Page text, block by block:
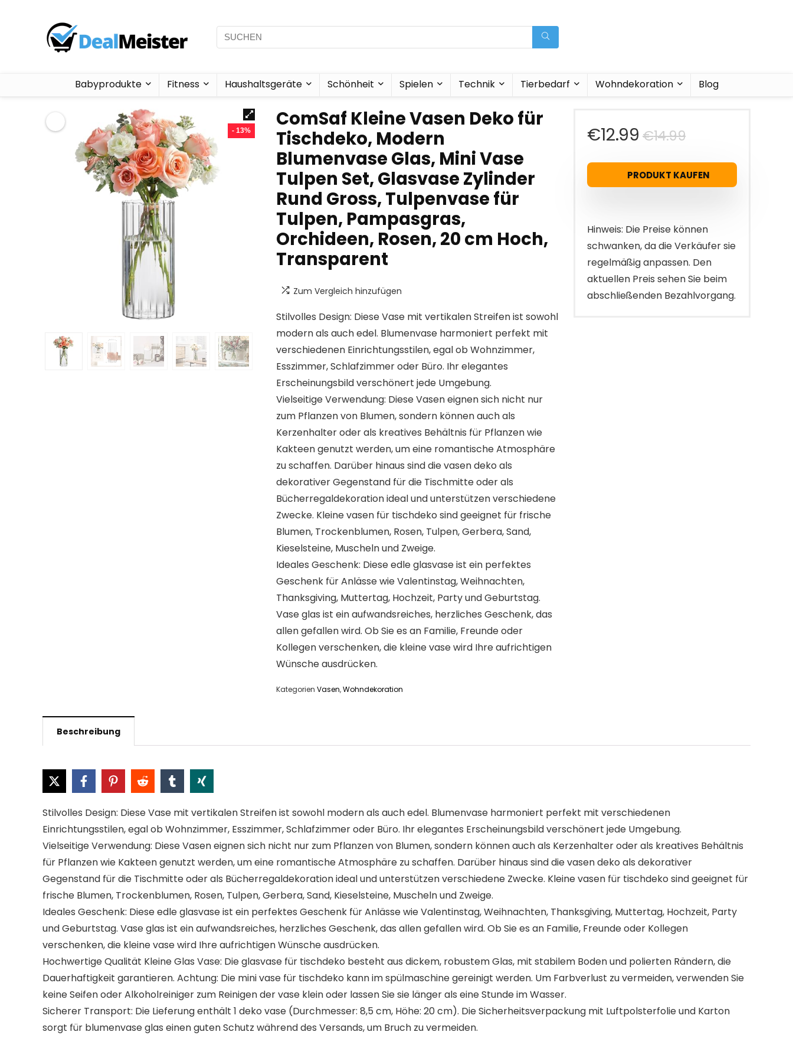
Babyprodukte Fitness Haushaltsgeräte Schönheit Spielen Technik Tierbedarf Wohndekoration Blog
- 13%
ComSaf Kleine Vasen Deko für
Tischdeko, Modern
Blumenvase Glas, Mini Vase
Tulpen Set, Glasvase Zylinder
Rund Gross, Tulpenvase für
Tulpen, Pampasgras,
Orchideen, Rosen, 20 cm Hoch,
Transparent
Zum Vergleich hinzufügen
Stilvolles Design: Diese Vase mit vertikalen Streifen ist sowohl
modern als auch edel. Blumenvase harmoniert perfekt mit
verschiedenen Einrichtungsstilen, egal ob Wohnzimmer,
Esszimmer, Schlafzimmer oder Büro. Ihr elegantes
Erscheinungsbild verschönert jede Umgebung.
Vielseitige Verwendung: Diese Vasen eignen sich nicht nur
zum Pflanzen von Blumen, sondern können auch als
Kerzenhalter oder als kreatives Behältnis für Pflanzen wie
Kakteen genutzt werden, um eine romantische Atmosphäre
zu schaffen. Darüber hinaus sind die vasen deko als
dekorativer Gegenstand für die Tischmitte oder als
Bücherregaldekoration ideal und unterstützen verschiedene
Zwecke. Kleine vasen für tischdeko sind geeignet für frische
Blumen, Trockenblumen, Rosen, Tulpen, Gerbera, Sand,
Kieselsteine, Muscheln und Zweige.
Ideales Geschenk: Diese edle glasvase ist ein perfektes
Geschenk für Anlässe wie Valentinstag, Weihnachten,
Thanksgiving, Muttertag, Hochzeit, Party und Geburtstag.
Vase glas ist ein aufwandsreiches, herzliches Geschenk, das
allen gefallen wird. Ob Sie es an Familie, Freunde oder
Kollegen verschenken, die kleine vase wird Ihre aufrichtigen
Wünsche ausdrücken.
Kategorien Vasen,Wohndekoration
€14.99
Preis
war:
€12.99
Aktueller
Preis
ist:
PRODUKT KAUFEN
Hinweis: Die Preise können
schwanken, da die Verkäufer sie
regelmäßig anpassen. Den
aktuellen Preis sehen Sie beim
abschließenden Bezahlvorgang.
Beschreibung
Stilvolles Design: Diese Vase mit vertikalen Streifen ist sowohl modern als auch edel. Blumenvase harmoniert perfekt mit verschiedenen
Einrichtungsstilen, egal ob Wohnzimmer, Esszimmer, Schlafzimmer oder Büro. Ihr elegantes Erscheinungsbild verschönert jede Umgebung.
Vielseitige Verwendung: Diese Vasen eignen sich nicht nur zum Pflanzen von Blumen, sondern können auch als Kerzenhalter oder als kreatives Behältnis
für Pflanzen wie Kakteen genutzt werden, um eine romantische Atmosphäre zu schaffen. Darüber hinaus sind die vasen deko als dekorativer
Gegenstand für die Tischmitte oder als Bücherregaldekoration ideal und unterstützen verschiedene Zwecke. Kleine vasen für tischdeko sind geeignet für
frische Blumen, Trockenblumen, Rosen, Tulpen, Gerbera, Sand, Kieselsteine, Muscheln und Zweige.
Ideales Geschenk: Diese edle glasvase ist ein perfektes Geschenk für Anlässe wie Valentinstag, Weihnachten, Thanksgiving, Muttertag, Hochzeit, Party
und Geburtstag. Vase glas ist ein aufwandsreiches, herzliches Geschenk, das allen gefallen wird. Ob Sie es an Familie, Freunde oder Kollegen
verschenken, die kleine vase wird Ihre aufrichtigen Wünsche ausdrücken.
Hochwertige Qualität Kleine Glas Vase: Die glasvase für tischdeko besteht aus dickem, robustem Glas, mit stabilem Boden und polierten Rändern, die
Dauerhaftigkeit garantieren. Achtung: Die mini vase für tischdeko kann im spülmaschine gereinigt werden. Um Farbverlust zu vermeiden, verwenden Sie
keine Seifen oder Alkoholreiniger zum Reinigen der vase klein oder lassen Sie sie länger als eine Stunde im Wasser.
Sicherer Transport: Die Lieferung enthält 1 deko vase (Durchmesser: 8,5 cm, Höhe: 20 cm). Die Sicherheitsverpackung mit Luftpolsterfolie und Karton
sorgt für blumenvase glas einen guten Schutz während des Versands, um Bruch zu vermeiden.